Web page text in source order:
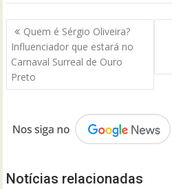
Navegação
de
Post
Quem é Sérgio Oliveira?
Influenciador que estará no
Carnaval Surreal de Ouro
Preto
Notícias relacionadas